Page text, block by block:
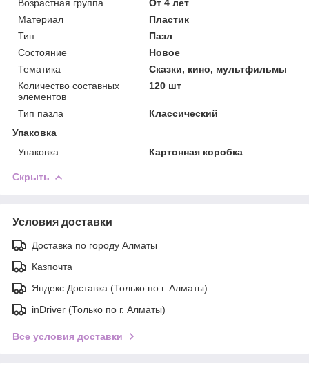
Возрастная группа
От 4 лет
Материал
Пластик
Тип
Пазл
Состояние
Новое
Тематика
Сказки, кино, мультфильмы
Количество составных
элементов
120 шт
Тип пазла
Классический
Упаковка
Упаковка
Картонная коробка
Скрыть
Условия доставки
Доставка по городу Алматы
Казпочта
Яндекс Доставка (Только по г. Алматы)
inDriver (Только по г. Алматы)
Все условия доставки